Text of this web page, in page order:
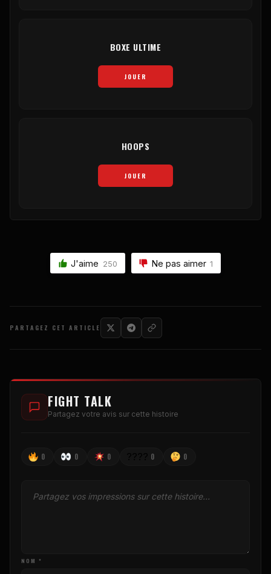
BOXE ULTIME
JOUER
HOOPS
JOUER
J'aime 250 Ne pas aimer 1
PARTAGEZ CET ARTICLE
FIGHT TALK
Partagez votre avis sur cette histoire
0 0 0 0 0
NOM *